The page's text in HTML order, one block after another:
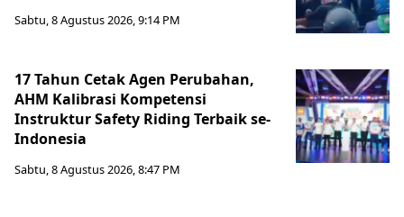
Sabtu, 8 Agustus 2026, 9:14 PM
17 Tahun Cetak Agen Perubahan,
AHM Kalibrasi Kompetensi
Instruktur Safety Riding Terbaik se-
Indonesia
Sabtu, 8 Agustus 2026, 8:47 PM